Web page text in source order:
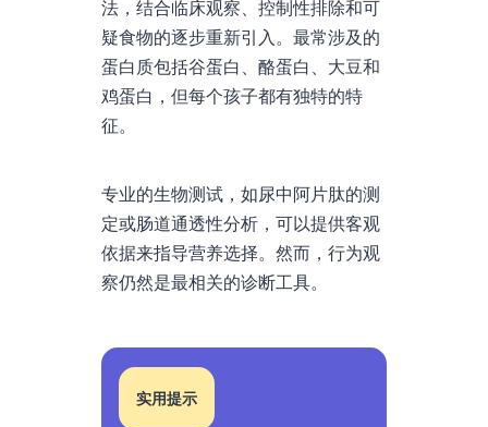
法，结合临床观察、控制性排除和可
疑食物的逐步重新引入。最常涉及的
蛋白质包括谷蛋白、酪蛋白、大豆和
鸡蛋白，但每个孩子都有独特的特
征。
专业的生物测试，如尿中阿片肽的测
定或肠道通透性分析，可以提供客观
依据来指导营养选择。然而，行为观
察仍然是最相关的诊断工具。
实用提示